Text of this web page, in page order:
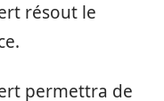
résout le
permettra de